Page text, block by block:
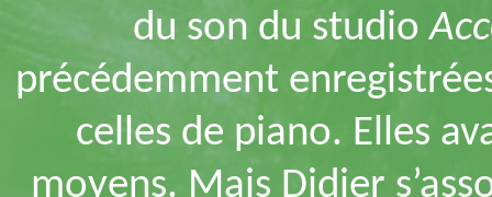
du son du studio
précédemment
celles de piano. Elles
moyens. Mais Didier